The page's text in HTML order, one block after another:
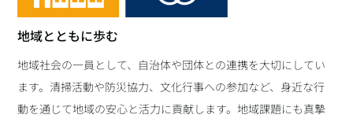
地域とともに歩む
地域社会の一員として、自治体や団体との連携を大切にしてい
ます。清掃活動や防災協力、文化行事への参加など、身近な行
動を通じて地域の安心と活力に貢献します。地域課題にも真摯